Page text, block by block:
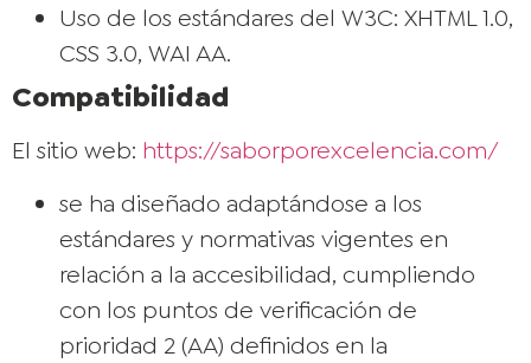
Uso de los estándares del W3C: XHTML 1.0,
CSS 3.0, WAI AA.
Compatibilidad
El sitio web: https://saborporexcelencia.com/
se ha diseñado adaptándose a los
estándares y normativas vigentes en
relación a la accesibilidad, cumpliendo
con los puntos de verificación de
prioridad 2 (AA) definidos en la